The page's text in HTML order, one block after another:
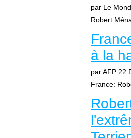
par Le
Robert
à la
par AFP 22
France: